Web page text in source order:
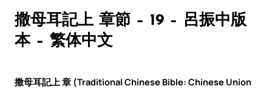
撒母耳記上 章節 – 19 – 呂振中版
本 – 繁体中文
撒母耳記上 章 (Traditional Chinese Bible: Chinese Union